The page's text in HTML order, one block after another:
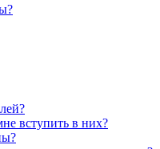
вступить в них?